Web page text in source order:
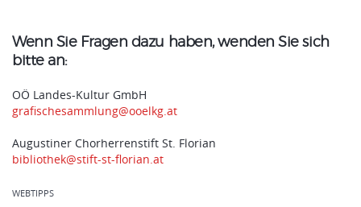
Wenn Sie Fragen dazu haben, wenden Sie sich
bitte an:
OÖ Landes-Kultur GmbH
grafischesammlung@ooelkg.at
Augustiner Chorherrenstift St. Florian
bibliothek@stift-st-florian.at
WEBTIPPS